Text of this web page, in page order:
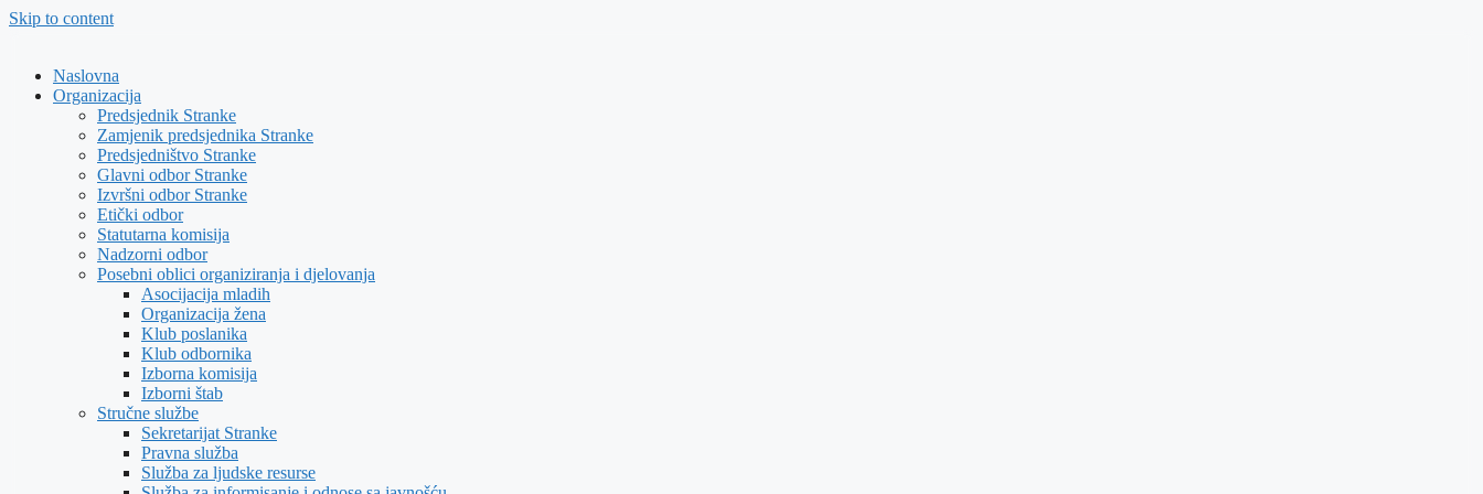
Skip to content
Naslovna
Organizacija
Predsjednik Stranke
Zamjenik predsjednika Stranke
Predsjedništvo Stranke
Glavni odbor Stranke
Izvršni odbor Stranke
Etički odbor
Statutarna komisija
Nadzorni odbor
Posebni oblici organiziranja i djelovanja
Asocijacija mladih
Organizacija žena
Klub poslanika
Klub odbornika
Izborna komisija
Izborni štab
Stručne službe
Sekretarijat Stranke
Pravna služba
Služba za ljudske resurse